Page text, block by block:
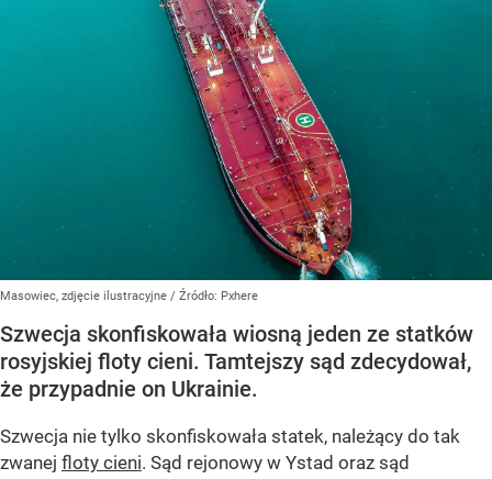
Masowiec, zdjęcie ilustracyjne / Źródło: Pxhere
Szwecja skonfiskowała wiosną jeden ze statków
rosyjskiej floty cieni. Tamtejszy sąd zdecydował,
że przypadnie on Ukrainie.
Szwecja nie tylko skonfiskowała statek, należący do tak
zwanej floty cieni. Sąd rejonowy w Ystad oraz sąd